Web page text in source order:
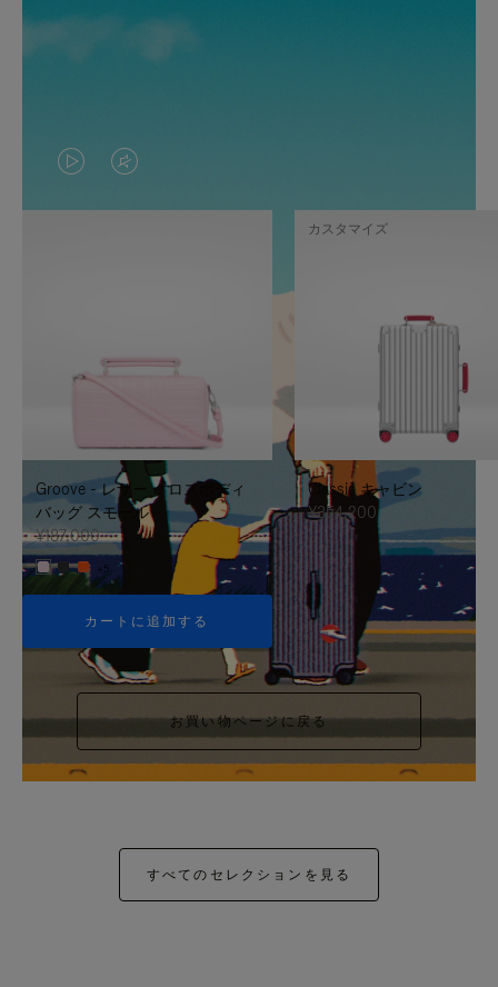
VIDEO
IS
TO
IT
VIDEO
IS
UNMUTE
IT
Groove - レザー クロスボディ
バッグ スモール
¥187,000
+5
カートに追加する
Classic キャビン
¥354,200
カスタマイズ
お買い物ページに戻る
すべてのセレクションを見る